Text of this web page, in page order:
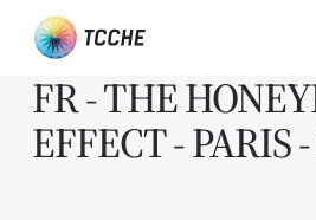
main
contentFR - THE
EFFECT - PARIS